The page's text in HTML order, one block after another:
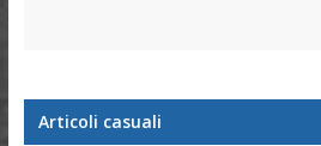
Articoli casuali